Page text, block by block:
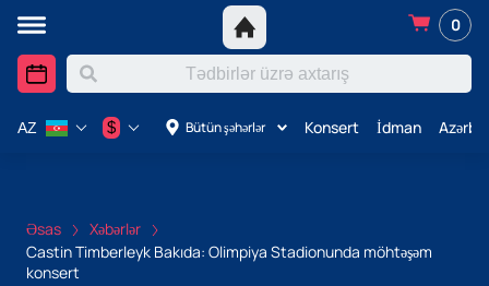
0
Bütün şəhərlər Konsert İdman
AZ $
Əsas
Xəbərlər
Castin Timberleyk Bakıda: Olimpiya Stadionunda möhtəşəm
konsert